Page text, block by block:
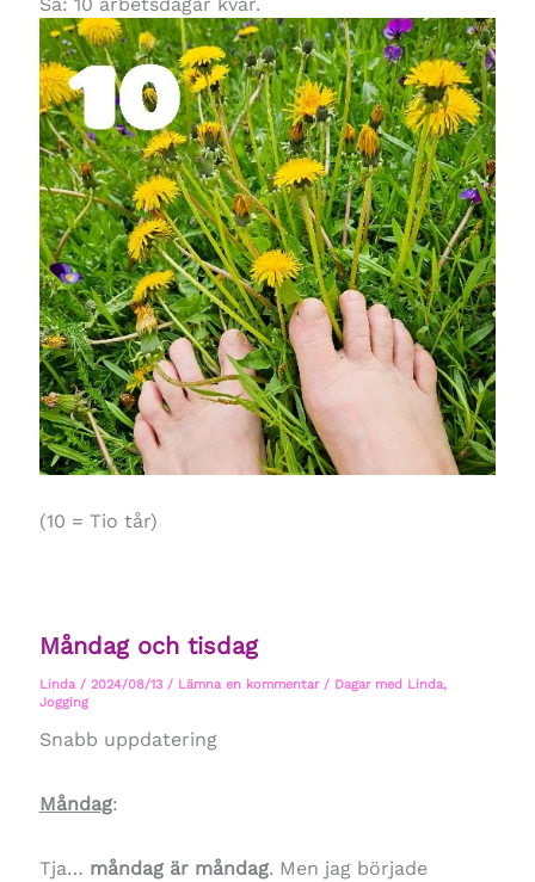
Så: 10 arbetsdagar kvar.
(10 = Tio tår)
Måndag och tisdag
Linda / 2024/08/13 / Lämna en kommentar / Dagar med Linda,
Jogging
Snabb uppdatering
Måndag:
Tja… måndag är måndag. Men jag började